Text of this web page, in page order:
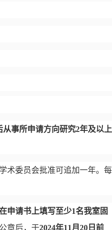
从事所申请方向研究2年及以上
术委员会批准可追加一年。 每
申请书上填写至少1名我室固
章后，于2024年11 月 20 日前